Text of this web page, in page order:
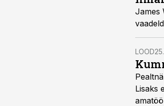
James
LOOD
Lisaks